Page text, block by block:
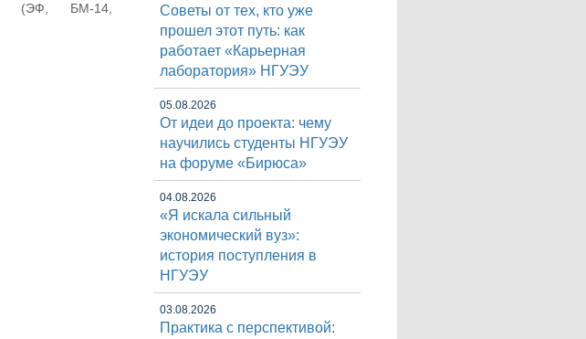
(ЭФ, БМ-14,
Советы от тех, кто уже
прошел этот путь: как
работает «Карьерная
лаборатория» НГУЭУ
05.08.2026
От идеи до проекта: чему
научились студенты НГУЭУ
на форуме «Бирюса»
04.08.2026
«Я искала сильный
экономический вуз»:
история поступления в
НГУЭУ
03.08.2026
Практика с перспективой: